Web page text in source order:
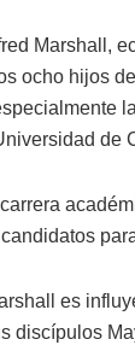
Marshall,
ocho hijos
de
es
discípulos